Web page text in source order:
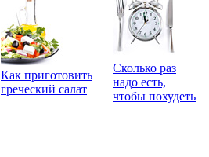
Как приготовить
греческий салат
Сколько раз
надо есть,
чтобы похудеть